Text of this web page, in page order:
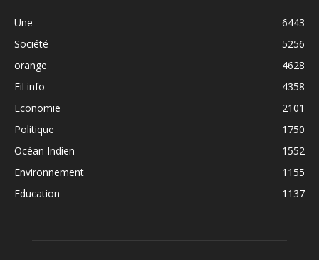
Une
6443
Société
5256
orange
4628
Fil info
4358
Economie
2101
Politique
1750
Océan Indien
1552
Environnement
1155
Education
1137